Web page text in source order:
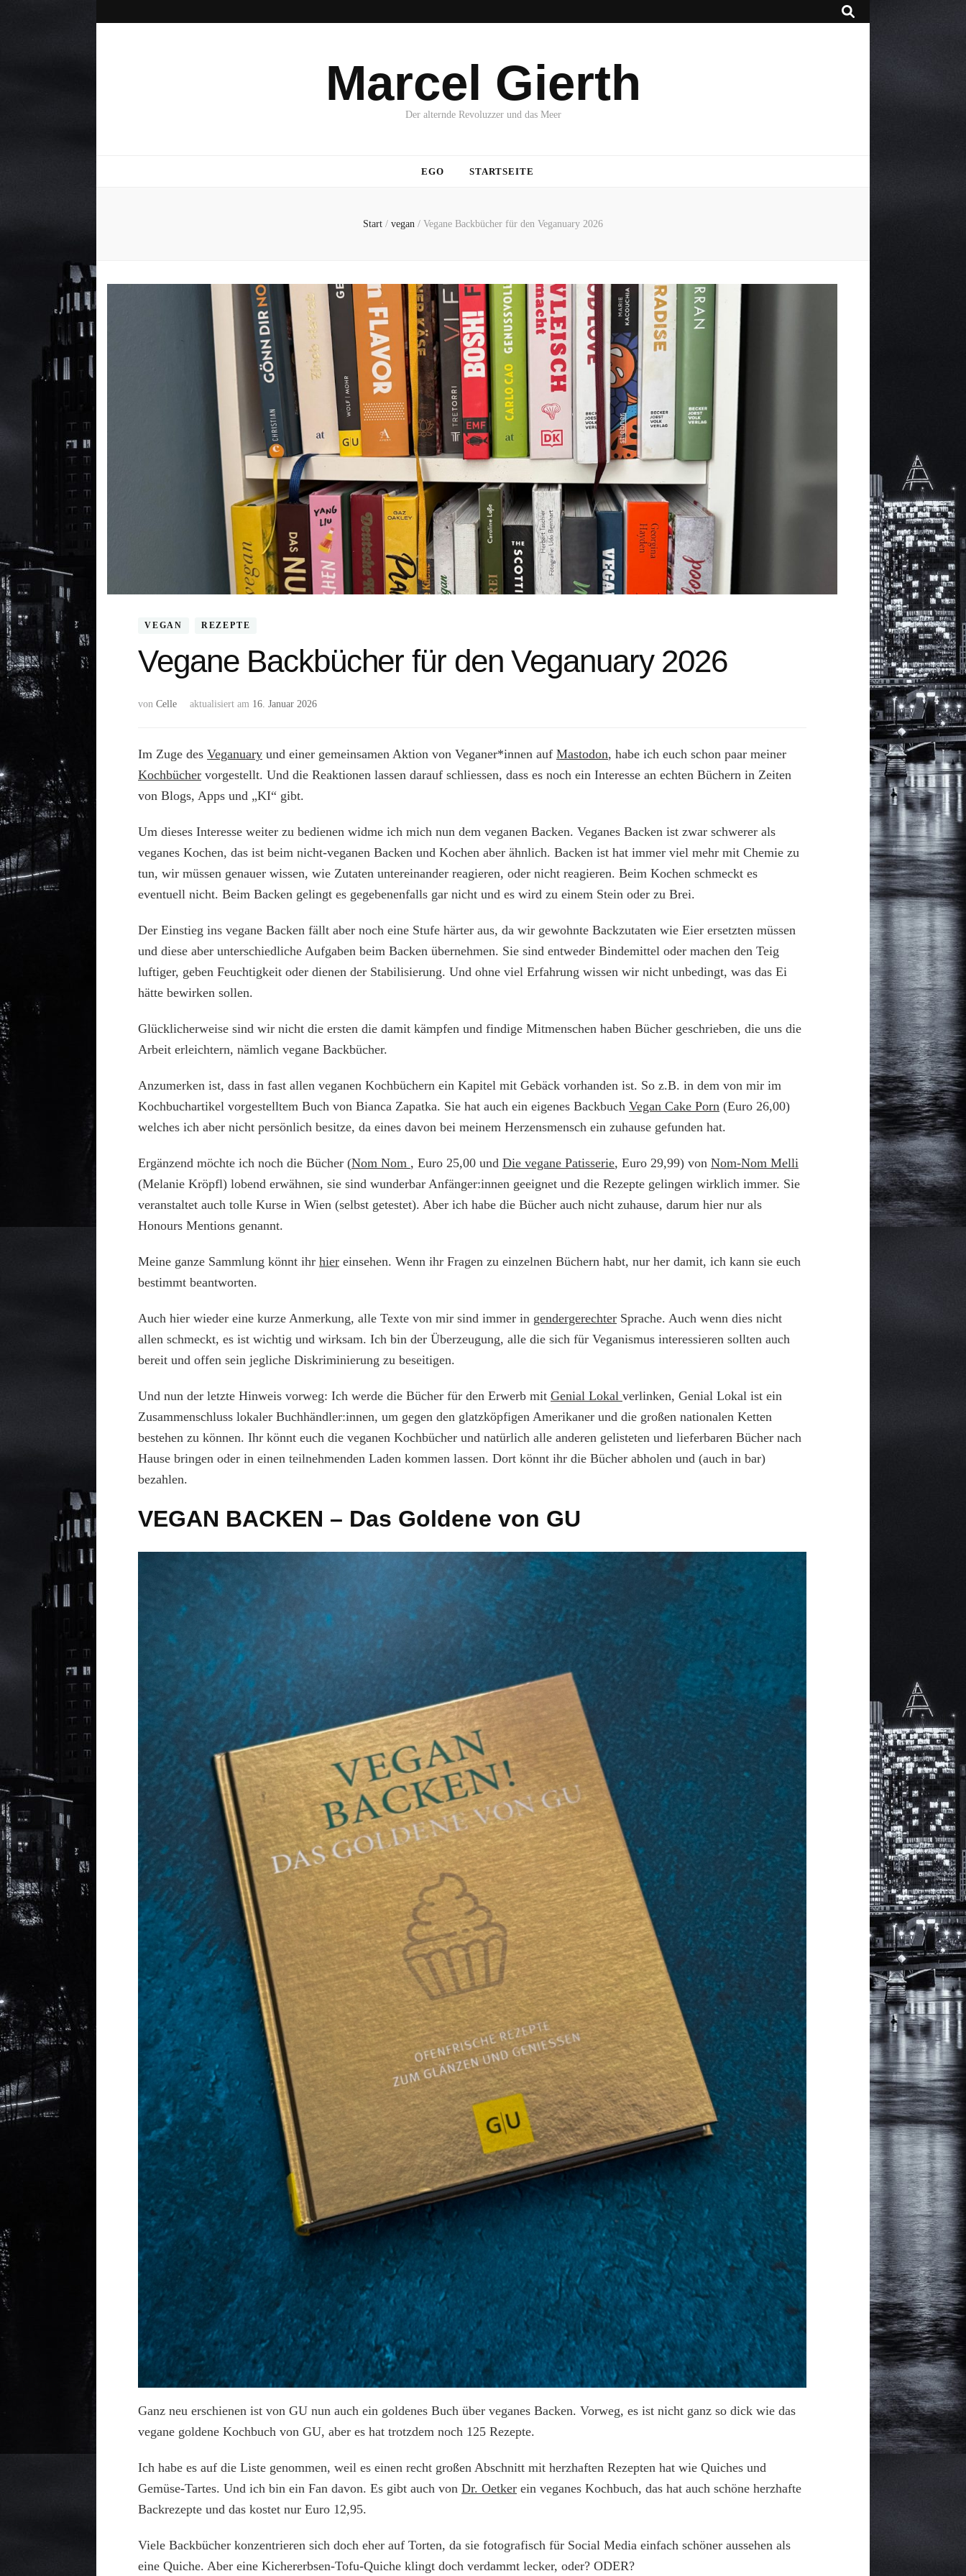
Marcel Gierth
Der alternde Revoluzzer und das Meer
EGO STARTSEITE
Start / vegan / Vegane Backbücher für den Veganuary 2026
VEGAN REZEPTE
Vegane Backbücher für den Veganuary 2026
von Celle aktualisiert am 16. Januar 2026
Im Zuge des Veganuary und einer gemeinsamen Aktion von Veganer*innen auf Mastodon, habe ich euch schon paar meiner
Kochbücher vorgestellt. Und die Reaktionen lassen darauf schliessen, dass es noch ein Interesse an echten Büchern in Zeiten
von Blogs, Apps und „KI“ gibt.
Um dieses Interesse weiter zu bedienen widme ich mich nun dem veganen Backen. Veganes Backen ist zwar schwerer als
veganes Kochen, das ist beim nicht-veganen Backen und Kochen aber ähnlich. Backen ist hat immer viel mehr mit Chemie zu
tun, wir müssen genauer wissen, wie Zutaten untereinander reagieren, oder nicht reagieren. Beim Kochen schmeckt es
eventuell nicht. Beim Backen gelingt es gegebenenfalls gar nicht und es wird zu einem Stein oder zu Brei.
Der Einstieg ins vegane Backen fällt aber noch eine Stufe härter aus, da wir gewohnte Backzutaten wie Eier ersetzten müssen
und diese aber unterschiedliche Aufgaben beim Backen übernehmen. Sie sind entweder Bindemittel oder machen den Teig
luftiger, geben Feuchtigkeit oder dienen der Stabilisierung. Und ohne viel Erfahrung wissen wir nicht unbedingt, was das Ei
hätte bewirken sollen.
Glücklicherweise sind wir nicht die ersten die damit kämpfen und findige Mitmenschen haben Bücher geschrieben, die uns die
Arbeit erleichtern, nämlich vegane Backbücher.
Anzumerken ist, dass in fast allen veganen Kochbüchern ein Kapitel mit Gebäck vorhanden ist. So z.B. in dem von mir im
Kochbuchartikel vorgestelltem Buch von Bianca Zapatka. Sie hat auch ein eigenes Backbuch Vegan Cake Porn (Euro 26,00)
welches ich aber nicht persönlich besitze, da eines davon bei meinem Herzensmensch ein zuhause gefunden hat.
Ergänzend möchte ich noch die Bücher (Nom Nom , Euro 25,00 und Die vegane Patisserie, Euro 29,99) von Nom-Nom Melli
(Melanie Kröpfl) lobend erwähnen, sie sind wunderbar Anfänger:innen geeignet und die Rezepte gelingen wirklich immer. Sie
veranstaltet auch tolle Kurse in Wien (selbst getestet). Aber ich habe die Bücher auch nicht zuhause, darum hier nur als
Honours Mentions genannt.
Meine ganze Sammlung könnt ihr hier einsehen. Wenn ihr Fragen zu einzelnen Büchern habt, nur her damit, ich kann sie euch
bestimmt beantworten.
Auch hier wieder eine kurze Anmerkung, alle Texte von mir sind immer in gendergerechter Sprache. Auch wenn dies nicht
allen schmeckt, es ist wichtig und wirksam. Ich bin der Überzeugung, alle die sich für Veganismus interessieren sollten auch
bereit und offen sein jegliche Diskriminierung zu beseitigen.
Und nun der letzte Hinweis vorweg: Ich werde die Bücher für den Erwerb mit Genial Lokal verlinken, Genial Lokal ist ein
Zusammenschluss lokaler Buchhändler:innen, um gegen den glatzköpfigen Amerikaner und die großen nationalen Ketten
bestehen zu können. Ihr könnt euch die veganen Kochbücher und natürlich alle anderen gelisteten und lieferbaren Bücher nach
Hause bringen oder in einen teilnehmenden Laden kommen lassen. Dort könnt ihr die Bücher abholen und (auch in bar)
bezahlen.
VEGAN BACKEN – Das Goldene von GU
Ganz neu erschienen ist von GU nun auch ein goldenes Buch über veganes Backen. Vorweg, es ist nicht ganz so dick wie das
vegane goldene Kochbuch von GU, aber es hat trotzdem noch 125 Rezepte.
Ich habe es auf die Liste genommen, weil es einen recht großen Abschnitt mit herzhaften Rezepten hat wie Quiches und
Gemüse-Tartes. Und ich bin ein Fan davon. Es gibt auch von Dr. Oetker ein veganes Kochbuch, das hat auch schöne herzhafte
Backrezepte und das kostet nur Euro 12,95.
Viele Backbücher konzentrieren sich doch eher auf Torten, da sie fotografisch für Social Media einfach schöner aussehen als
eine Quiche. Aber eine Kichererbsen-Tofu-Quiche klingt doch verdammt lecker, oder? ODER?